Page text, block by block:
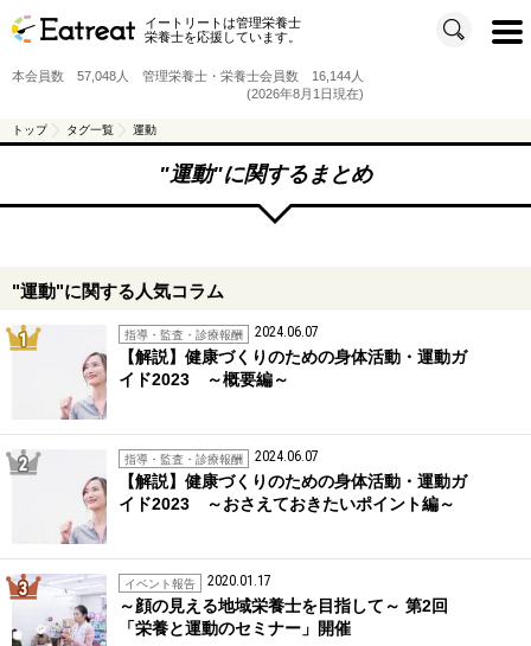
イートリートは管理栄養士
栄養士を応援しています。
t
o
i
o
本会員数 57,048人 管理栄養士・栄養士会員数 16,144人
(2026年8月1日現在)
トップ タグ一覧 運動
"運動"に関するまとめ
"運動"に関する人気コラム
指導・監査・診療報酬 2024.06.07
【解説】健康づくりのための身体活動・運動ガ
イド2023 ～概要編～
指導・監査・診療報酬 2024.06.07
【解説】健康づくりのための身体活動・運動ガ
イド2023 ～おさえておきたいポイント編～
イベント報告 2020.01.17
～顔の見える地域栄養士を目指して～ 第2回
「栄養と運動のセミナー」開催
3位